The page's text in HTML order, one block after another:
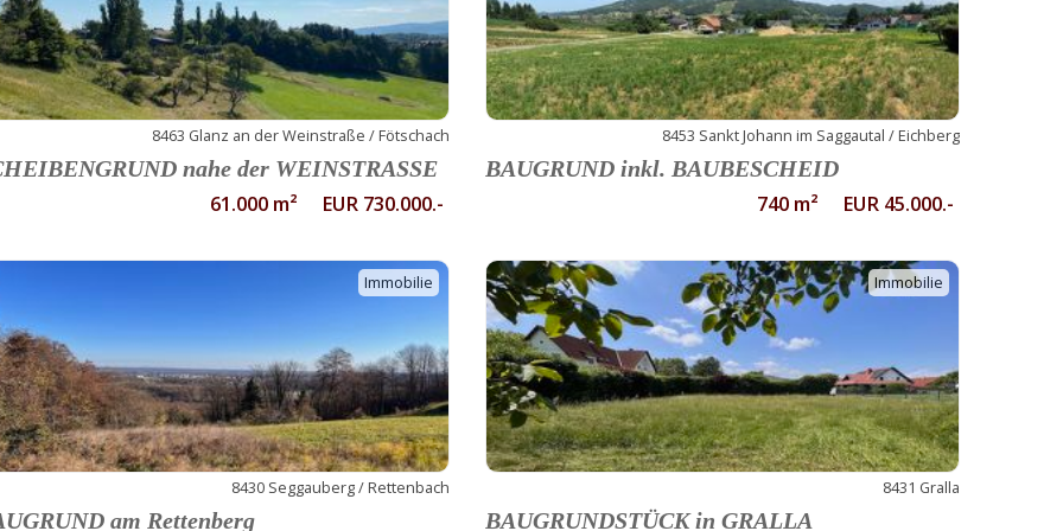
8463 Glanz an der Weinstraße / Fötschach
nahe der WEINSTRASSE
61.000 m² EUR 730.000.-
8453 Sankt Johann im Saggautal / Eichberg
BAUGRUND inkl. BAUBESCHEID
740 m² EUR 45.000.-
Immobilie
8430 Seggauberg / Rettenbach
am Rettenberg
Immobilie
8431 Gralla
BAUGRUNDSTÜCK in GRALLA